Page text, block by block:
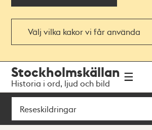
Välj vilka kakor vi får använda
navigationen
huvudinnehållet
Stockholmskällan
Historia i ord, ljud och bild
Sök